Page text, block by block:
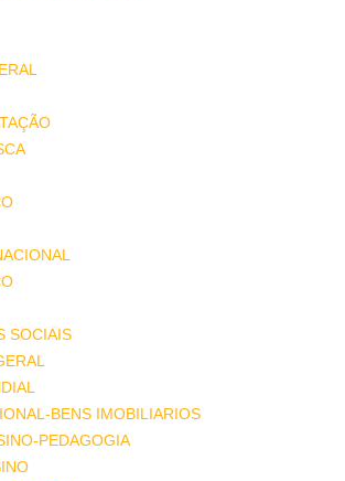
SOCIAIS
BENS IMOBILIARIOS
PEDAGOGIA